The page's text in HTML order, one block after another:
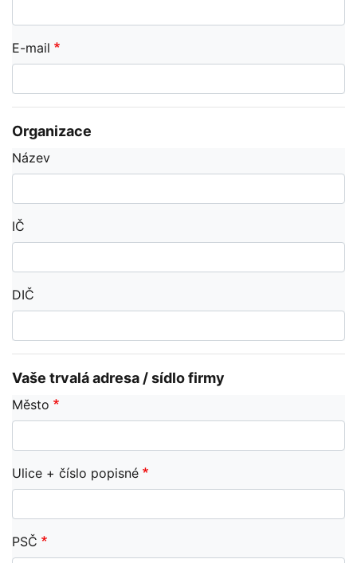
E-mail
Organizace
Název
IČ
DIČ
Vaše trvalá adresa / sídlo firmy
Město
Ulice + číslo popisné
PSČ